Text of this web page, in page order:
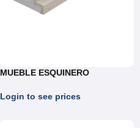
MUEBLE ESQUINERO
Login to see prices